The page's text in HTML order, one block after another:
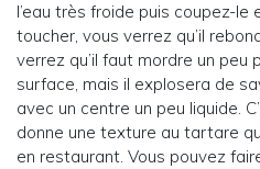
l’eau très froide puis coupez-
toucher, vous verrez qu’il
verrez qu’il faut mordre un peu
surface, mais il explosera de
avec un centre un peu liquide.
donne une texture au tartare
en restaurant. Vous pouvez